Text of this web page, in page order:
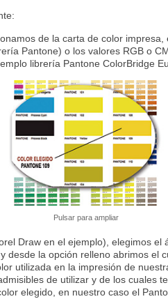
de la carta de color
Pantone) o los valores RGB o
librería Pantone ColorBridge
Pulsar para ampliar
Draw en el ejemplo), elegimos el
desde la opción relleno abrimos el
utilizada en la impresión de
de utilizar y de los cuales
elegido, en nuestro caso el